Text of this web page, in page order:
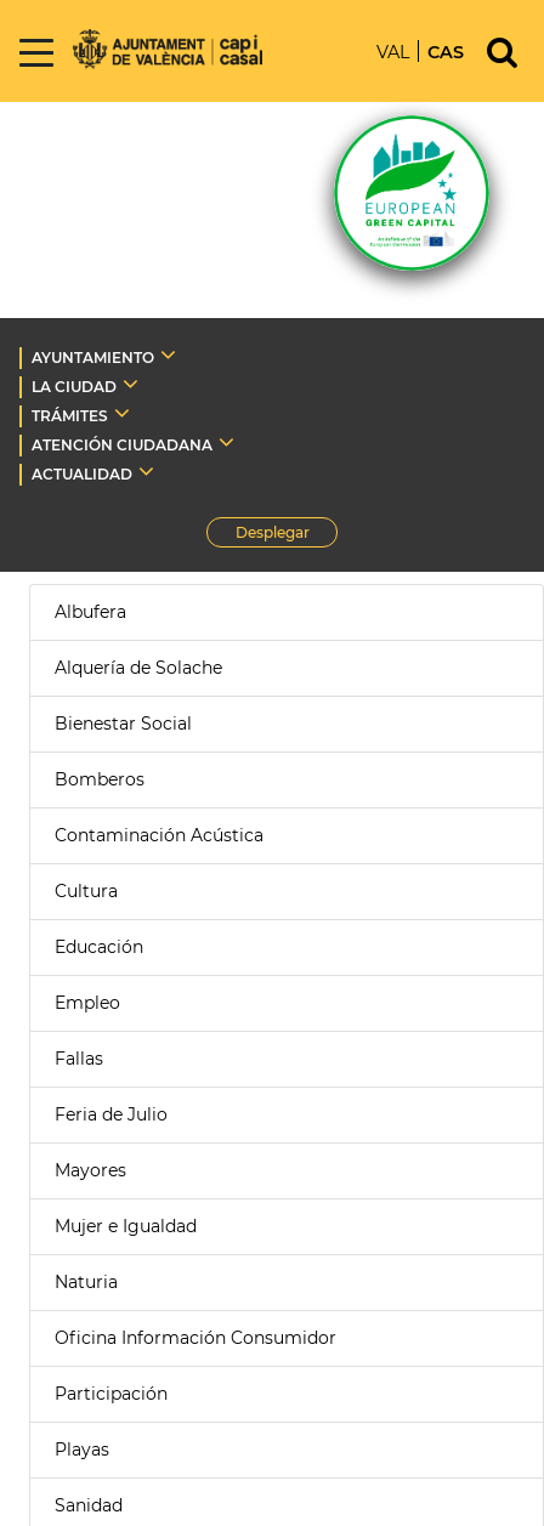
VAL CAS
AYUNTAMIENTO
LA CIUDAD
TRÁMITES
ATENCIÓN CIUDADANA
ACTUALIDAD
Desplegar
Albufera
Alquería de Solache
Bienestar Social
Bomberos
Contaminación Acústica
Cultura
Educación
Empleo
Fallas
Feria de Julio
Mayores
Mujer e Igualdad
Naturia
Oficina Información Consumidor
Participación
Playas
Sanidad